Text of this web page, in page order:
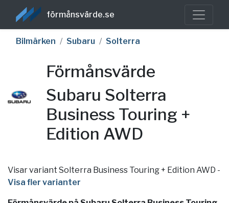
förmånsvärde.se
Bilmärken Subaru Solterra
Förmånsvärde
Subaru Solterra
Business Touring +
Edition AWD
Visar variant Solterra Business Touring + Edition AWD -
Visa fler varianter